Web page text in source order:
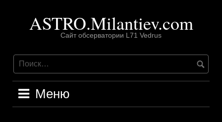
содержимомуASTRO.Milantiev.com
Сайт обсерватории L71 Vedrus
Меню